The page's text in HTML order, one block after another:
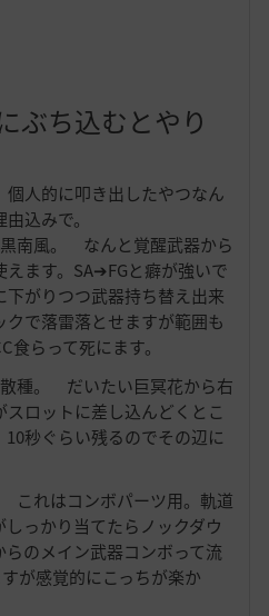
ぶち込むとやり
個人的に叩き出したやつなん
込みで。
南風。 なんと覚醒武器から
ます。SA➔FGと癖が強いで
がりつつ武器持ち替え出来
で落雷落とせますが範囲も
らって死にます。
種。 だいたい巨冥花から右
ロットに差し込んどくとこ
秒ぐらい残るのでその辺に
れはコンボパーツ用。軌道
っかり当てたらノックダウ
のメイン武器コンボって流
が感覚的にこっちが楽か